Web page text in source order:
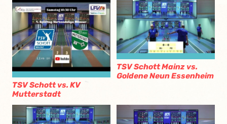
TSV Schott vs. KV
Mutterstadt
TSV Schott Mainz vs.
Goldene Neun Essenheim